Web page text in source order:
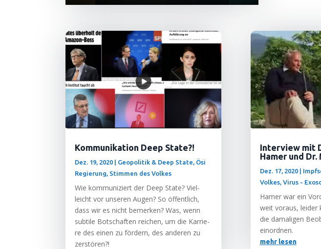
Kommunikation Deep State?!
Dez. 19, 2020 | Geopolitik & Deep State, Ösi
Regierung, Stimmen des Volkes
Wie kom­mu­ni­ziert der Deep Sta­te? Viel­
leicht vor unse­ren Augen? So öffent­lich,
dass wir es nicht bemer­ken? Was, wenn
sub­ti­le Bot­schaf­ten rei­chen, um die Kar­rie­
re des einen zu för­dern, des ande­ren zu
zerstören?!
Interview mit
Hamer und
Dez. 17, 2020|
Volkes, Virus -
Hamer war ein
weit vor­aus, lei­der
die dama­li­gen
einordnen.
mehr lesen